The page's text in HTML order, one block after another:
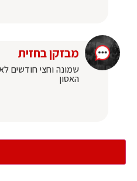
מבזקן בחזית
שמונה וחצי חודשים
האסון